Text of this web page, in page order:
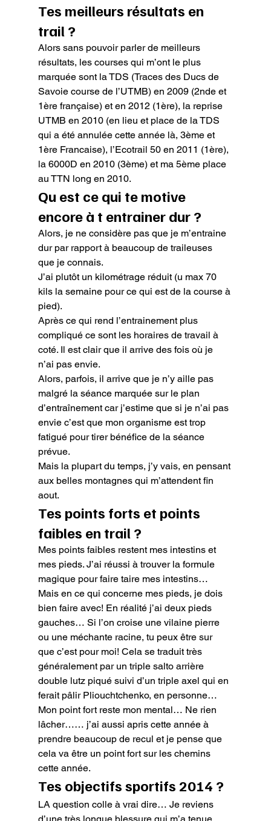
Tes meilleurs résultats en
trail ?
Alors sans pouvoir parler de meilleurs
résultats, les courses qui m’ont le plus
marquée sont la TDS (Traces des Ducs de
Savoie course de l’UTMB) en 2009 (2nde et
1ère française) et en 2012 (1ère), la reprise
UTMB en 2010 (en lieu et place de la TDS
qui a été annulée cette année là, 3ème et
1ère Francaise), l’Ecotrail 50 en 2011 (1ère),
la 6000D en 2010 (3ème) et ma 5ème place
au TTN long en 2010.
Qu est ce qui te motive
encore à t entrainer dur ?
Alors, je ne considère pas que je m’entraine
dur par rapport à beaucoup de traileuses
que je connais.
J’ai plutôt un kilométrage réduit (u max 70
kils la semaine pour ce qui est de la course à
pied).
Après ce qui rend l’entrainement plus
compliqué ce sont les horaires de travail à
coté. Il est clair que il arrive des fois où je
n’ai pas envie.
Alors, parfois, il arrive que je n’y aille pas
malgré la séance marquée sur le plan
d’entraînement car j’estime que si je n’ai pas
envie c’est que mon organisme est trop
fatigué pour tirer bénéfice de la séance
prévue.
Mais la plupart du temps, j’y vais, en pensant
aux belles montagnes qui m’attendent fin
aout.
Tes points forts et points
faibles en trail ?
Mes points faibles restent mes intestins et
mes pieds. J’ai réussi à trouver la formule
magique pour faire taire mes intestins…
Mais en ce qui concerne mes pieds, je dois
bien faire avec! En réalité j’ai deux pieds
gauches… Si l’on croise une vilaine pierre
ou une méchante racine, tu peux être sur
que c’est pour moi! Cela se traduit très
généralement par un triple salto arrière
double lutz piqué suivi d’un triple axel qui en
ferait pâlir Pliouchtchenko, en personne…
Mon point fort reste mon mental… Ne rien
lâcher…… j’ai aussi apris cette année à
prendre beaucoup de recul et je pense que
cela va être un point fort sur les chemins
cette année.
Tes objectifs sportifs 2014 ?
LA question colle à vrai dire… Je reviens